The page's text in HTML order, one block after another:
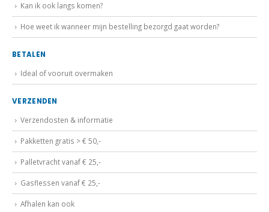
Kan ik ook langs komen?
Hoe weet ik wanneer mijn bestelling bezorgd gaat worden?
BETALEN
Ideal of vooruit overmaken
VERZENDEN
Verzendosten & informatie
Pakketten gratis > € 50,-
Palletvracht vanaf € 25,-
Gasflessen vanaf € 25,-
Afhalen kan ook